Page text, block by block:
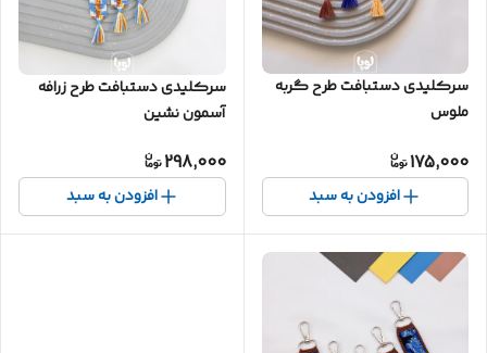
سرکلیدی دستبافت طرح گربه
ملوس
175,000
افزودن به سبد
سرکلیدی دستبافت طرح زرافه
آسمون نشین
298,000
افزودن به سبد